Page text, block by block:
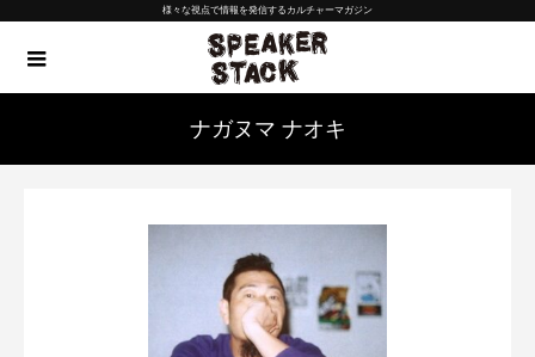
様々な視点で情報を発信するカルチャーマガジン
ナガヌマ ナオキ